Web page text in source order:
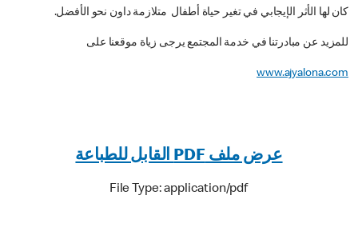
كان لها الأثر الإيجابي في تغير حياة أطفال متلازمة داون نحو الأفضل.
للمزيد عن مبادرتنا في خدمة المجتمع يرجى زياة موقعنا على
www.ajyalona.com
عرض ملف PDF القابل للطباعة
File Type: application/pdf